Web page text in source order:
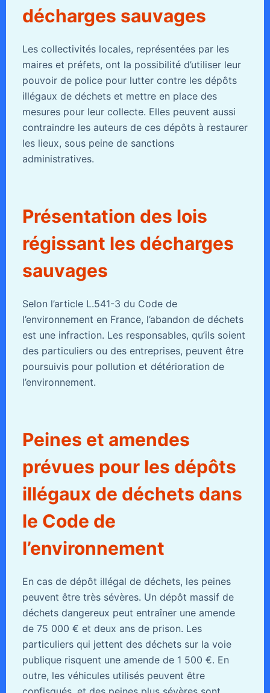
décharges sauvages
Les collectivités locales, représentées par les
maires et préfets, ont la possibilité d’utiliser leur
pouvoir de police pour lutter contre les dépôts
illégaux de déchets et mettre en place des
mesures pour leur collecte. Elles peuvent aussi
contraindre les auteurs de ces dépôts à restaurer
les lieux, sous peine de sanctions
administratives.
Présentation des lois
régissant les décharges
sauvages
Selon l’article L.541-3 du Code de
l’environnement en France, l’abandon de déchets
est une infraction. Les responsables, qu’ils soient
des particuliers ou des entreprises, peuvent être
poursuivis pour pollution et détérioration de
l’environnement.
Peines et amendes
prévues pour les dépôts
illégaux de déchets dans
le Code de
l’environnement
En cas de dépôt illégal de déchets, les peines
peuvent être très sévères. Un dépôt massif de
déchets dangereux peut entraîner une amende
de 75 000 € et deux ans de prison. Les
particuliers qui jettent des déchets sur la voie
publique risquent une amende de 1 500 €. En
outre, les véhicules utilisés peuvent être